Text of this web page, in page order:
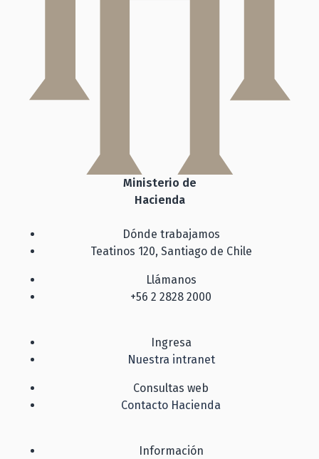
Ministerio de
Hacienda
Dónde trabajamos
Teatinos 120, Santiago de Chile
Llámanos
+56 2 2828 2000
Ingresa
Nuestra intranet
Consultas web
Contacto Hacienda
Información